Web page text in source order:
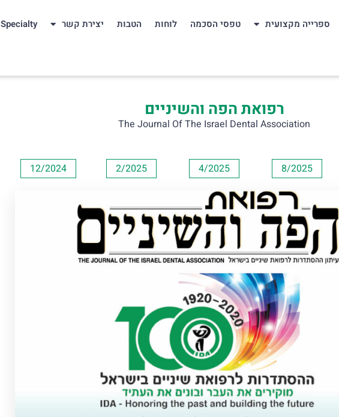
ספרייה מקצועית טפסי הסכמה לוחות הטבות יצירת קשר
Specialty
רפואת הפה והשיניים
The Journal Of The Israel Dental Association
8/2025
4/2025
2/2025
12/2024